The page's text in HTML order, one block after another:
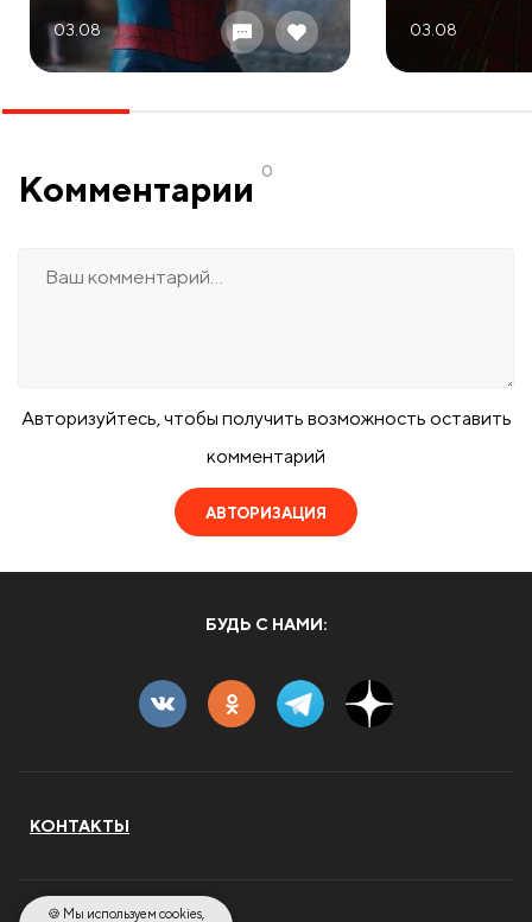
03.08 03.08
Комментарии 0
Авторизуйтесь, чтобы получить возможность оставить
комментарий
АВТОРИЗАЦИЯ
БУДЬ С НАМИ:
КОНТАКТЫ
🍪 Мы используем cookies,